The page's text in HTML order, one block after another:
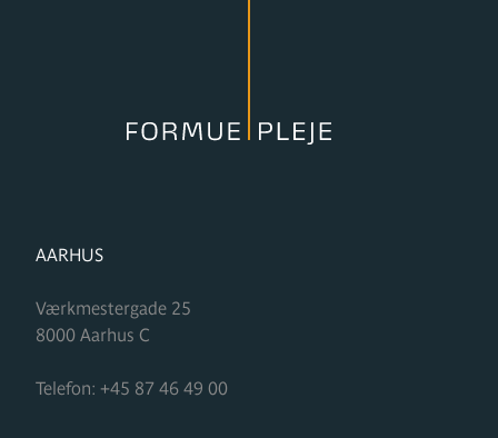
FORMUPLEJE
AARHUS
Værkmestergade 25
8000 Aarhus C
Telefon: +45 87 46 49 00